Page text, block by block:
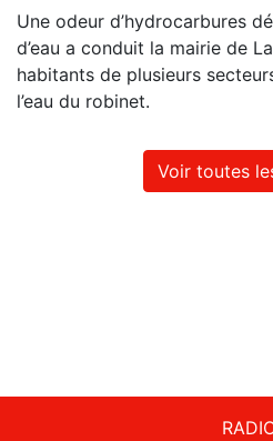
Une odeur d’hydrocarbures
d’eau a conduit la mairie de
habitants de plusieurs
l’eau du robinet.
Voir toutes